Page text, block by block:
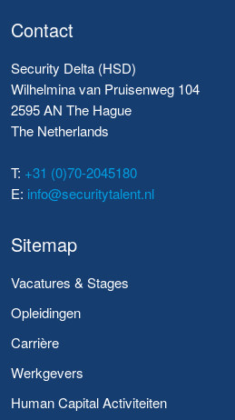
Contact
Security Delta (HSD)
Wilhelmina van Pruisenweg 104
2595 AN The Hague
The Netherlands
T: +31 (0)70-2045180
E: info@securitytalent.nl
Sitemap
Vacatures & Stages
Opleidingen
Carrière
Werkgevers
Human Capital Activiteiten